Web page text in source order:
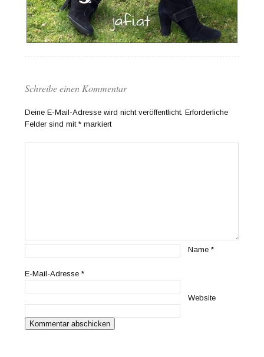
Schreibe einen Kommentar
Deine E-Mail-Adresse wird nicht veröffentlicht. Erforderliche
Felder sind mit* markiert
Name*
E-Mail-Adresse*
Website